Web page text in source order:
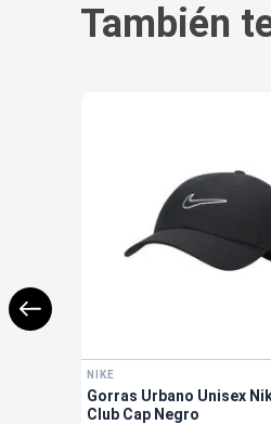
También
NIKE
Gorras Urbano Unisex
Club Cap Negro